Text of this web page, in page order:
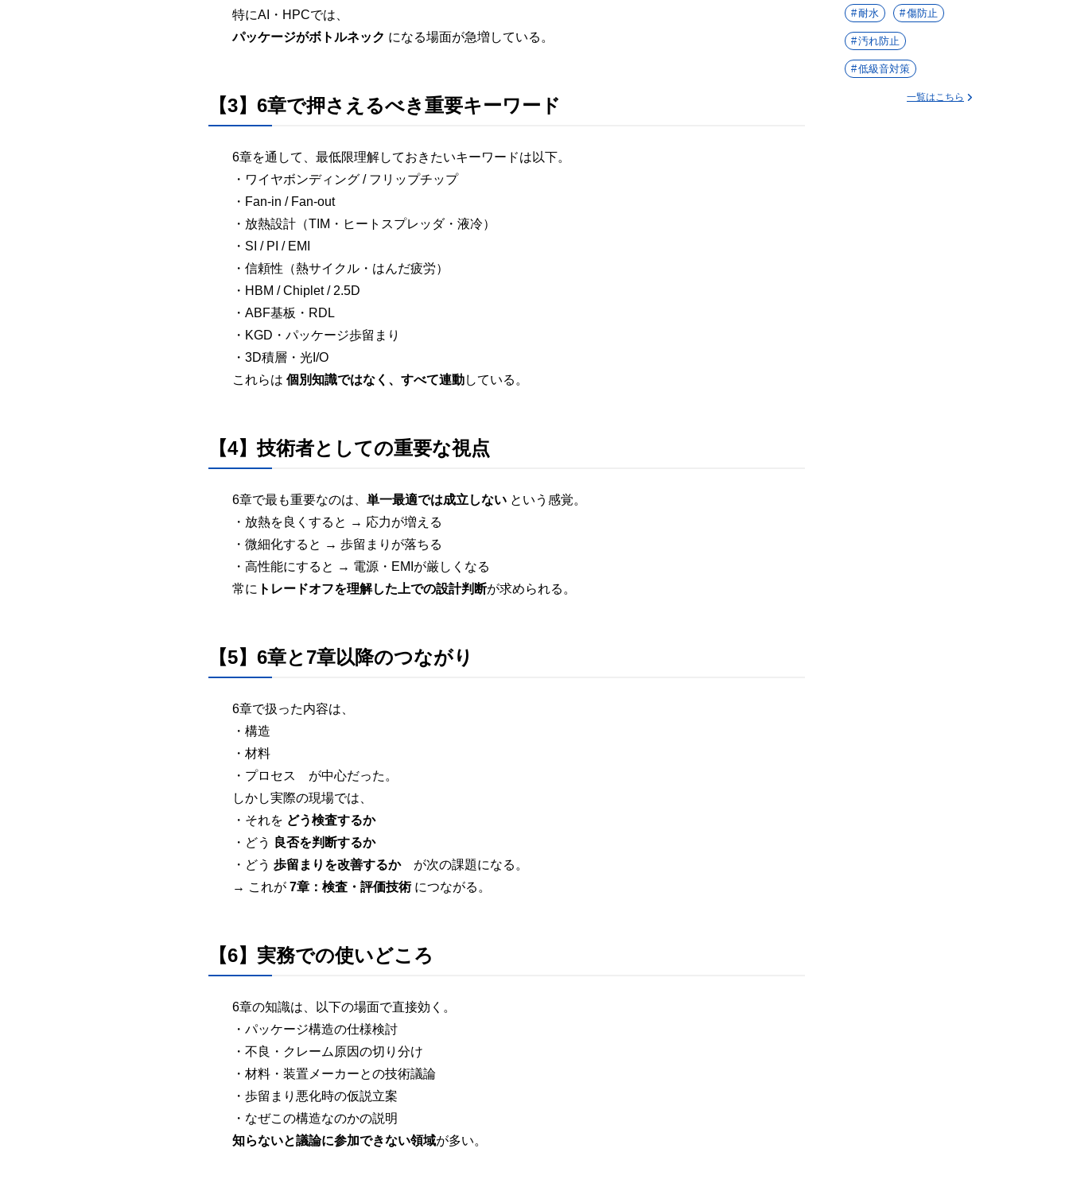
特にAI・HPCでは、
パッケージがボトルネック になる場面が急増している。
【3】6章で押さえるべき重要キーワード
6章を通して、最低限理解しておきたいキーワードは以下。
・ワイヤボンディング / フリップチップ
・Fan-in / Fan-out
・放熱設計（TIM・ヒートスプレッダ・液冷）
・SI / PI / EMI
・信頼性（熱サイクル・はんだ疲労）
・HBM / Chiplet / 2.5D
・ABF基板・RDL
・KGD・パッケージ歩留まり
・3D積層・光I/O
これらは 個別知識ではなく、すべて連動している。
【4】技術者としての重要な視点
6章で最も重要なのは、 単一最適では成立しない という感覚。
・放熱を良くすると → 応力が増える
・微細化すると → 歩留まりが落ちる
・高性能にすると → 電源・EMIが厳しくなる
常に トレードオフを理解した上での設計判断が求められる。
【5】6章と7章以降のつながり
6章で扱った内容は、
・構造
・材料
・プロセス が中心だった。
しかし実際の現場では、
・それを どう検査するか
・どう
良否を判断するか
・どう 歩留まりを改善するかが次の課題になる。
→ これが 7章：検査・評価技術につながる。
【6】実務での使いどころ
6章の知識は、以下の場面で直接効く。
・パッケージ構造の仕様検討
・不良・クレーム原因の切り分け
・材料・装置メーカーとの技術議論
・歩留まり悪化時の仮説立案
・なぜこの構造なのかの説明
知らないと議論に参加できない領域が多い。
耐水 傷防止
汚れ防止
低級音対策
一覧はこちら